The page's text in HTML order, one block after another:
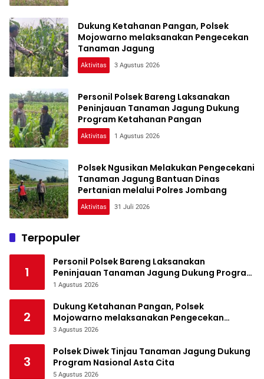
Dukung Ketahanan Pangan, Polsek
Mojowarno melaksanakan Pengecekan
Tanaman Jagung
Aktivitas 3 Agustus 2026
Personil Polsek Bareng Laksanakan
Peninjauan Tanaman Jagung Dukung
Program Ketahanan Pangan
Aktivitas 1 Agustus 2026
Polsek Ngusikan Melakukan Pengecekani
Tanaman Jagung Bantuan Dinas
Pertanian melalui Polres Jombang
Aktivitas 31 Juli 2026
Terpopuler
1
Personil Polsek Bareng Laksanakan
Peninjauan Tanaman Jagung Dukung Program
Ketahanan Pangan
1 Agustus 2026
2
Dukung Ketahanan Pangan, Polsek
Mojowarno melaksanakan Pengecekan
Tanaman Jagung
3 Agustus 2026
3
Polsek Diwek Tinjau Tanaman Jagung Dukung
Program Nasional Asta Cita
5 Agustus 2026